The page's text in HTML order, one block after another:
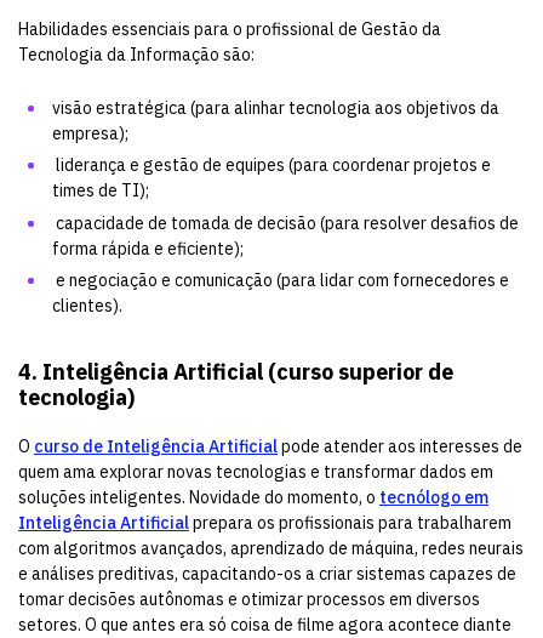
Habilidades essenciais para o profissional de Gestão da
Tecnologia da Informação são:
visão estratégica (para alinhar tecnologia aos objetivos da
empresa);
liderança e gestão de equipes (para coordenar projetos e
times de TI);
capacidade de tomada de decisão (para resolver desafios de
forma rápida e eficiente);
e negociação e comunicação (para lidar com fornecedores e
clientes).
4. Inteligência Artificial (curso superior de
tecnologia)
O curso de Inteligência Artificialpode atender aos interesses de
quem ama explorar novas tecnologias e transformar dados em
soluções inteligentes. Novidade do momento, o tecnólogo em
Inteligência Artificialprepara os profissionais para trabalharem
com algoritmos avançados, aprendizado de máquina, redes neurais
e análises preditivas, capacitando-os a criar sistemas capazes de
tomar decisões autônomas e otimizar processos em diversos
setores. O que antes era só coisa de filme agora acontece diante